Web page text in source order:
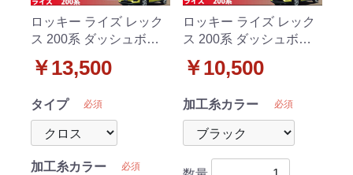
ロッキー ライズ レック
ス 200系 ダッシュボー
ブロック 受注生産
￥13,500
タイプ 必須
加工糸カラー 必須
ロッキー ライズ レック
ス 200系 ダッシュボー
受注生産
￥10,500
加工糸カラー 必須